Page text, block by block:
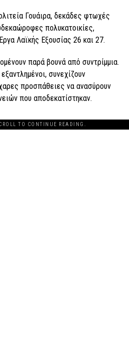
Γουάιρα, δεκάδες φτωχές
πολυκατοικίες,
Λαϊκής Εξουσίας 26 και 27.
παρά βουνά από συντρίμμια.
συνεχίζουν
προσπάθειες να ανασύρουν
που αποδεκατίστηκαν.
TO CONTINUE READING.